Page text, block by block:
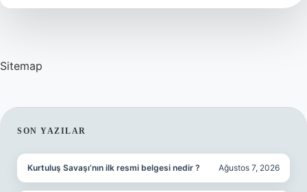
Yetişir
Sitemap
SIDEBAR
SON YAZILAR
Kurtuluş Savaşı’nın ilk resmi belgesi nedir ? Ağustos 7, 2026